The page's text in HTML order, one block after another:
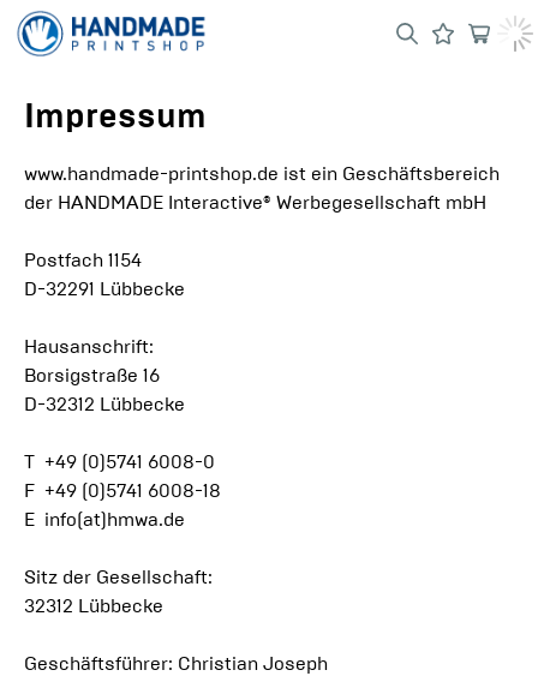
Impressum
www.handmade-printshop.de ist ein Geschäftsbereich
der HANDMADE Interactive® Werbegesellschaft mbH
Postfach 1154
D-32291 Lübbecke
Hausanschrift:
Borsigstraße 16
D-32312 Lübbecke
T +49 (0)5741 6008-0
F +49 (0)5741 6008-18
E info(at)hmwa.de
Sitz der Gesellschaft:
32312 Lübbecke
Geschäftsführer: Christian Joseph